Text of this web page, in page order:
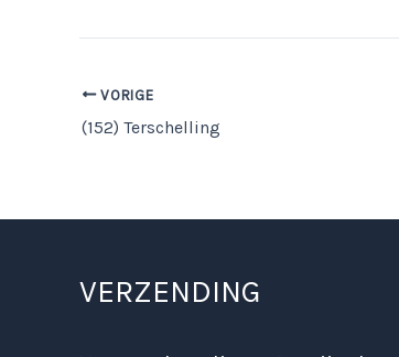
VORIGE
(152) Terschelling
VERZENDING